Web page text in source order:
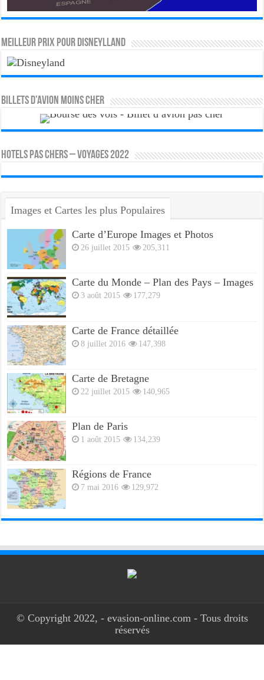
MEILLEUR PRIX POUR DISNEYLLAND
Billets d’avion moins cher
HOTELS PAS CHERS – VOYAGES 2022
Images et Cartes les plus Populaires
Carte d’Europe Images et Photos
26 juillet 2015 205,311
Carte du Monde – Plan des Pays – Images
3 août 2015 177,279
Carte de France détaillée
8 juillet 2016 147,398
Carte de Bretagne
22 juillet 2015 140,965
Plan de Paris
1 août 2015 134,239
Régions de France
7 mai 2016 129,972
© Copyright 2022, - evasion-online.com - Tous droits
réservés